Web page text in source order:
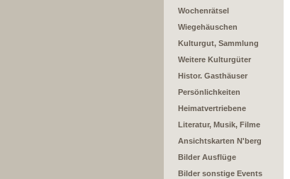
Wochenrätsel
Wiegehäuschen
Kulturgut, Sammlung
Weitere Kulturgüter
Histor. Gasthäuser
Persönlichkeiten
Heimatvertriebene
Literatur, Musik, Filme
Ansichtskarten N'berg
Bilder Ausflüge
Bilder sonstige Events